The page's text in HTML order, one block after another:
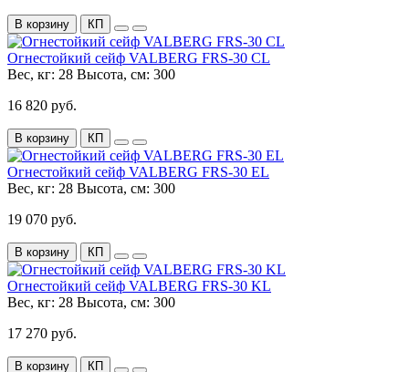
В корзину КП
Огнестойкий сейф VALBERG FRS-30 CL
Вес, кг: 28 Высота, см: 300
16 820 руб.
В корзину КП
Огнестойкий сейф VALBERG FRS-30 EL
Вес, кг: 28 Высота, см: 300
19 070 руб.
В корзину КП
Огнестойкий сейф VALBERG FRS-30 KL
Вес, кг: 28 Высота, см: 300
17 270 руб.
В корзину КП